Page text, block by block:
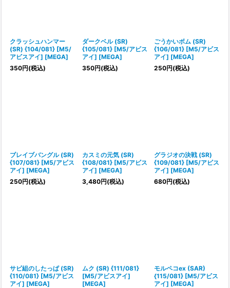
クラッシュハンマー
(SR) {104/081} [M5/
アビスアイ] [MEGA]
350円(税込)
ダークベル (SR)
{105/081} [M5/アビス
アイ] [MEGA]
350円(税込)
ごうかいボム (SR)
{106/081} [M5/アビス
アイ] [MEGA]
250円(税込)
ブレイブバングル (SR)
{107/081} [M5/アビス
アイ] [MEGA]
250円(税込)
カスミの元気 (SR)
{108/081} [M5/アビス
アイ] [MEGA]
3,480円(税込)
グラジオの決戦 (SR)
{109/081} [M5/アビス
アイ] [MEGA]
680円(税込)
サビ組のしたっぱ (SR)
{110/081} [M5/アビス
アイ] [MEGA]
ムク (SR) {111/081}
[M5/アビスアイ]
[MEGA]
モルペコex (SAR)
{115/081} [M5/アビス
アイ] [MEGA]